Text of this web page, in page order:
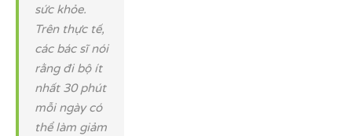
sức khỏe.
Trên thực tế,
các bác sĩ nói
rằng đi bộ ít
nhất 30 phút
mỗi ngày có
thể làm giảm